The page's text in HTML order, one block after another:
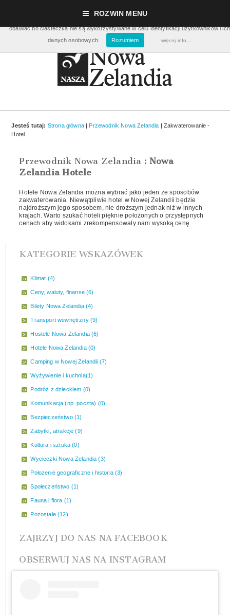
ROZWIN MENU
Jesteś tutaj: Strona główna|Przewodnik Nowa Zelandia | Zakwaterowanie -
Hotel
Przewodnik Nowa Zelandia :Nowa
Zelandia Hotele
Hotele Nowa Zelandia można wybrać jako jeden ze sposobów
zakwaterowania. Niewątpliwie hotel w Nowej Zelandii będzie
najdroższym jego sposobem, nie droższym jednak niż w innych
krajach. Warto szukać hoteli pięknie położonych o przystępnych
cenach aby widokami zrekompensowały nam wysoką cenę.
KATEGORIE WSKAZÓWEK
Klimat (4)
Ceny, waluty, finanse (6)
Bilety Nowa Zelandia (4)
Transport wewnętrzny (9)
Hostele Nowa Zelandia (6)
Hotele Nowa Zelandia (0)
Camping w Nowej Zelandii (7)
Wyżywienie i kuchnia(1)
Podróż z dzieckiem (0)
Komunikacja (np. poczta) (0)
Bezpieczeństwo (1)
Zabytki, atrakcje (9)
Kultura i sztuka (0)
Wycieczki Nowa Zelandia (3)
Położenie geograficzne i historia (3)
Społeczeństwo (1)
Fauna i flora (1)
Pozostałe (12)
ZAJRZYJ DO NAS NA FACEBOOK
OBSERWUJ NAS NA INSTAGRAM
Nasza strona używa ciasteczek (cookies), dzięki którym nasz serwis może działać
obawiać bo ciasteczka nie są wykorzystywane w celu identyfikacji użytkowników i ich
danych osobowych.
Rozumiem więcej info...